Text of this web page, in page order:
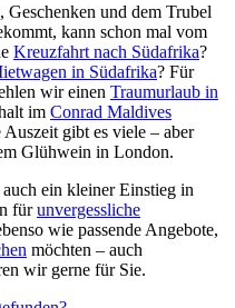
und dem Trubel
kann schon mal vom
Kreuzfahrt nach Südafrika?
in Südafrika? Für
wir einen Traumurlaub in
im Conrad Maldives
Auszeit gibt es viele – aber
Glühwein in London.
ein kleiner Einstieg in
fürunvergessliche
wie passende Angebote,
möchten – auch
wir gerne für Sie.